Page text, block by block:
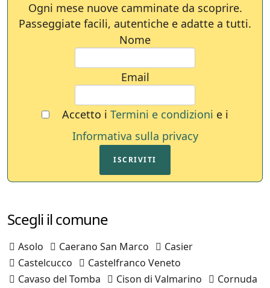
Ogni mese nuove camminate da scoprire.
Passeggiate facili, autentiche e adatte a tutti.
Nome
Email
Accetto i Termini e condizioni e i
Informativa sulla privacy
ISCRIVITI
Scegli il comune
Asolo Caerano San Marco
Casier
Castelcucco
Castelfranco Veneto
Cavaso del Tomba
Cison di Valmarino
Cornuda